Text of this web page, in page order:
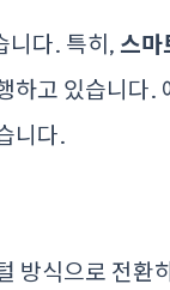
니다. 특히, 스마
하고 있습니다.
니다.
방식으로 전환